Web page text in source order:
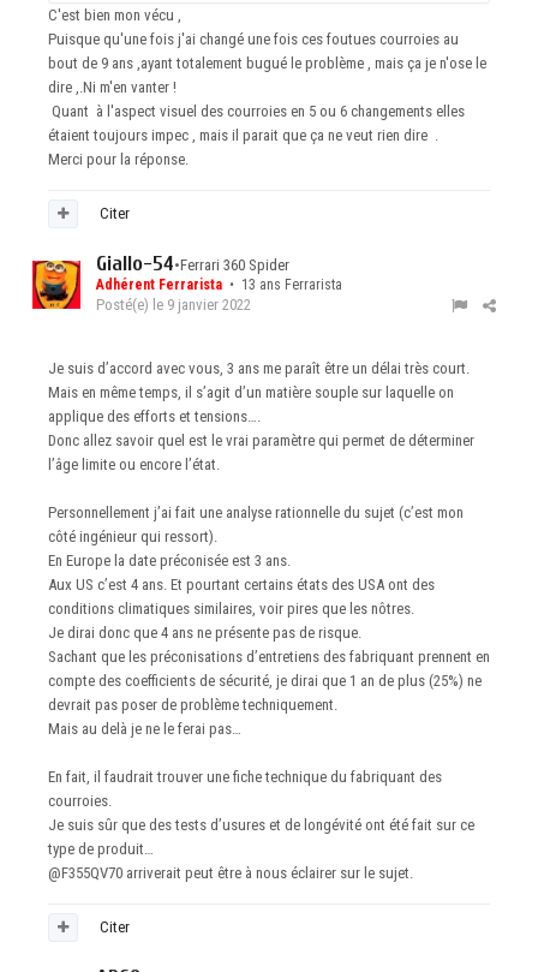
C'est bien mon vécu ,
Puisque qu'une fois j'ai changé une fois ces foutues courroies au
bout de 9 ans ,ayant totalement bugué le problème , mais ça je n'ose le
dire ,.Ni m'en vanter !
Quant à l'aspect visuel des courroies en 5 ou 6 changements elles
étaient toujours impec , mais il parait que ça ne veut rien dire .
Merci pour la réponse.
Citer
Giallo-54•Ferrari 360 Spider
Adhérent Ferrarista • 13 ans Ferrarista
Posté(e) le 9 janvier 2022
Je suis d’accord avec vous, 3 ans me paraît être un délai très court.
Mais en même temps, il s’agit d’un matière souple sur laquelle on
applique des efforts et tensions….
Donc allez savoir quel est le vrai paramètre qui permet de déterminer
l’âge limite ou encore l’état.
Personnellement j’ai fait une analyse rationnelle du sujet (c’est mon
côté ingénieur qui ressort).
En Europe la date préconisée est 3 ans.
Aux US c’est 4 ans. Et pourtant certains états des USA ont des
conditions climatiques similaires, voir pires que les nôtres.
Je dirai donc que 4 ans ne présente pas de risque.
Sachant que les préconisations d’entretiens des fabriquant prennent en
compte des coefficients de sécurité, je dirai que 1 an de plus (25%) ne
devrait pas poser de problème techniquement.
Mais au delà je ne le ferai pas…
En fait, il faudrait trouver une fiche technique du fabriquant des
courroies.
Je suis sûr que des tests d’usures et de longévité ont été fait sur ce
type de produit…
@F355QV70 arriverait peut être à nous éclairer sur le sujet.
Citer